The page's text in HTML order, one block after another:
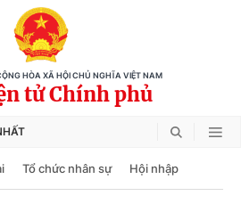
HÒA XÃ HỘI CHỦ NGHĨA VIỆT NAM
tử Chính phủ
Tổ chức nhân sự Hội nhập